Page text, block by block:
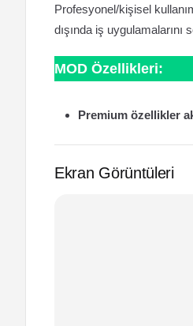
Profesyonel/kişisel
dışında iş
MOD Özellikleri:
Premium özellikler
Ekran Görüntüleri